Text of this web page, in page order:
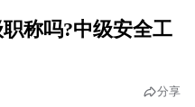
称吗?中级安全工
分享